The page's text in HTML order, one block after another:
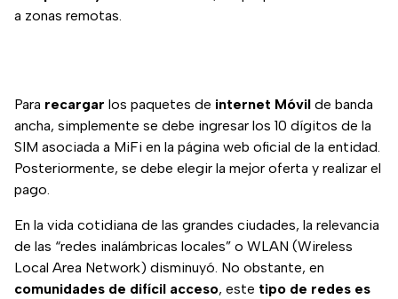
a zonas remotas.
Para recargar los paquetes de internet Móvil de banda
ancha, simplemente se debe ingresar los 10 dígitos de la
SIM asociada a MiFi en la página web oficial de la entidad.
Posteriormente, se debe elegir la mejor oferta y realizar el
pago.
En la vida cotidiana de las grandes ciudades, la relevancia
de las “redes inalámbricas locales” o WLAN (Wireless
Local Area Network) disminuyó. No obstante, en
comunidades de difícil acceso, este tipo de redes es